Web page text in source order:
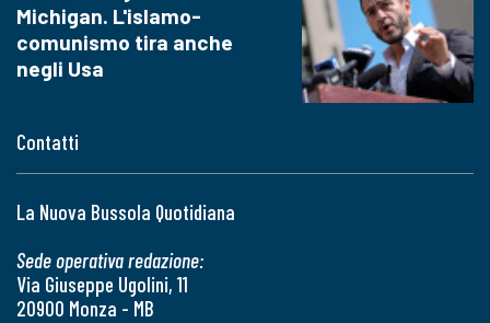
Contatti
La Nuova Bussola Quotidiana
Sede operativa redazione:
Via Giuseppe Ugolini, 11
20900 Monza - MB
Michigan. L'islamo-
comunismo tira anche
negli Usa